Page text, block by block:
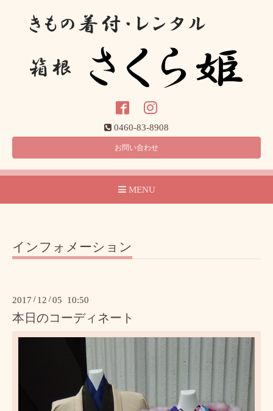
0460-83-8908
お問い合わせ
MENU
インフォメーション
2017 / 12 /05 10:50
本日のコーディネート